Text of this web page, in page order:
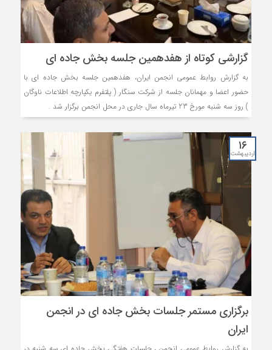
گزارشی کوتاه از هفدهمین جلسه بخش جاده ای
به گزارش روابط عمومی انجمن ایران، هفدهمین جلسه بخش جاده ای با
حضور اعضا و مهمانان جلسه از شرکت سنگار ( پلتفرم یکپارچه اطلاعات ناوگان
) روز سه شنبه مورخ 23 تیرماه سال جاری در محل انجمن برگزار شد .
۱۶
اردیبهشت
برگزاری مستمر جلسات بخش جاده ای در انجمن
ایران